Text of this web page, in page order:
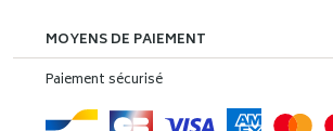
MOYENS DE PAIEMENT
Paiement sécurisé